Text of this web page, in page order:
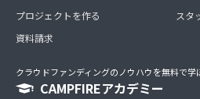
プロジェクトを作る
資料請求
スタ
クラウドファンディングのノウハウを無料で学
CAMPFIREアカデミー